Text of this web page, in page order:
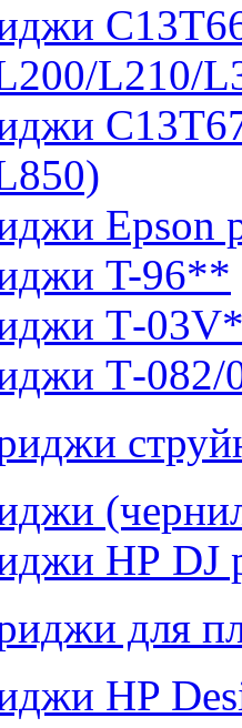
L210/
Epson
T-96**
Т-
Т-
НР DJ
для
HP